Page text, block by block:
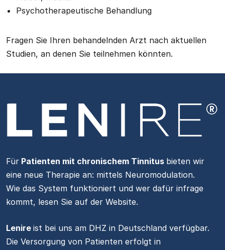
Psychotherapeutische Behandlung
Fragen Sie Ihren behandelnden Arzt nach aktuellen
Studien, an denen Sie teilnehmen könnten.
Für Patienten mit chronischem Tinnitus bieten wir
eine neue Therapie an: mittels Neuromodulation.
Wie das System funktioniert und wer dafür infrage
kommt, lesen Sie auf der Website.
Lenire ist bei uns am DHZ in Deutschland verfügbar.
Die Versorgung von Patienten erfolgt in